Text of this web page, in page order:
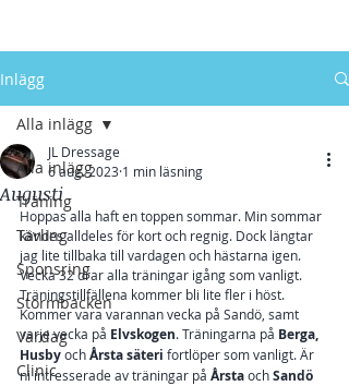
Inlägg
Alla inlägg
Träning
Tävling
Sponsring
Stormbacken
Vardag
Clinic
Alla inlägg
Augusti
JL Dressage
6 aug. 2023 1 min läsning
Hoppas alla haft en toppen sommar. Min sommar
kändes alldeles för kort och regnig. Dock längtar
jag lite tillbaka till vardagen och hästarna igen.
Vecka 32 drar alla träningar igång som vanligt.
Träningstillfällena kommer bli lite fler i höst.
Kommer vara varannan vecka på Sandö, samt
varje vecka på Elvskogen. Träningarna på Berga,
Husby och Årsta säteri fortlöper som vanligt. Är
ni intresserade av träningar på Årsta och Sandö